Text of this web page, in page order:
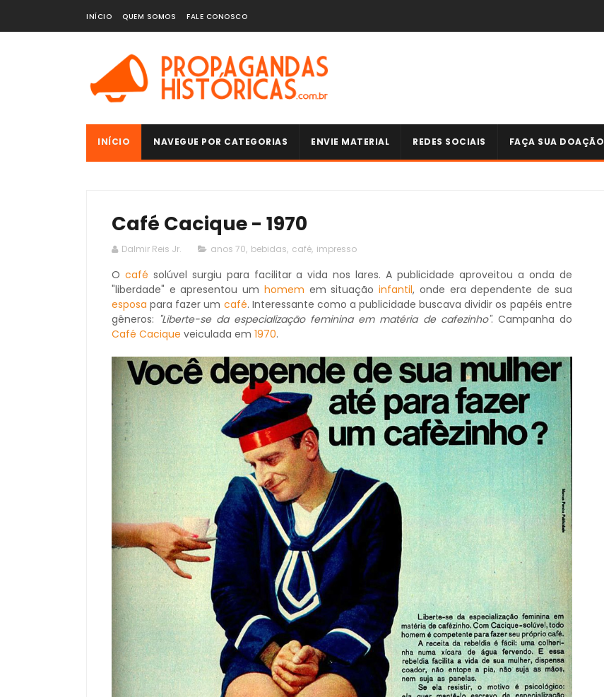
INÍCIO QUEM SOMOS FALE CONOSCO
INÍCIO NAVEGUE POR CATEGORIAS ENVIE MATERIAL REDES SOCIAIS FAÇA SUA DOAÇÃO
Café Cacique - 1970
Dalmir Reis Jr. anos 70, bebidas, café, impresso
O café solúvel surgiu para facilitar a vida nos lares. A publicidade aproveitou a onda de
"liberdade" e apresentou um homem em situaçãoinfantil, onde era dependente de sua
esposa para fazer um café. Interessante como a publicidade buscava dividir os papéis entre
gêneros: "Liberte-se da especialização feminina em matéria de cafezinho". Campanha do
Café Cacique veiculada em 1970.